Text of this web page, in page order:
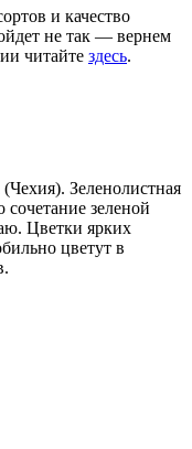
и качество
не так — вернем
читайте здесь.
Зеленолистная
зеленой
Цветки ярких
цветут в